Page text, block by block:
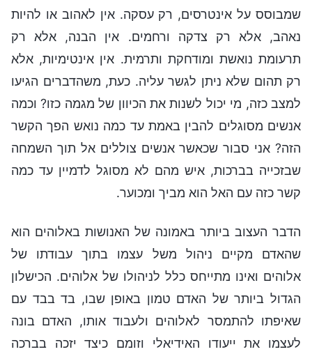
שמבוסס על אינטרסים, רק עסקה. אין לאהוב או להיות
נאהב, אלא רק צדקה ורחמים. אין הבנה, אלא רק
תרעומת נואשת ומודחקת ותרמית. אין אינטימיות, אלא
רק תהום שלא ניתן לגשר עליה. כעת, משהדברים הגיעו
למצב כזה, מי יכול לשנות את הכיוון של מגמה כזו? וכמה
אנשים מסוגלים להבין באמת עד כמה נואש הפך הקשר
הזה? אני סבור שכאשר אנשים צוללים אל תוך השמחה
שבזכייה בברכות, איש מהם לא מסוגל לדמיין עד כמה
קשר כזה עם האל הוא מביך ומכוער.
הדבר העצוב ביותר באמונה של האנושות באלוהים הוא
שהאדם מקיים ניהול משל עצמו בתוך עבודתו של
אלוהים ואינו מתייחס כלל לניהולו של אלוהים. הכישלון
הגדול ביותר של האדם טמון באופן שבו, בד בבד עם
שאיפתו להתמסר לאלוהים ולעבוד אותו, האדם בונה
לעצמו את ייעודו האידיאלי וזומם כיצד יזכה בברכה